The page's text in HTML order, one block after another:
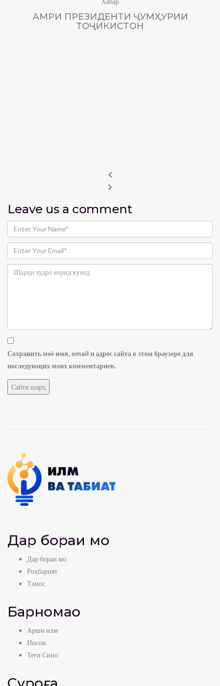
АМРИ ПРЕЗИДЕНТИ ҶУМҲУРИИ
ТОҶИКИСТОН
Leave us a comment
Сохранить моё имя, email и адрес сайта в этом браузере для
последующих моих комментариев.
Дар бораи мо
Дар бораи мо
Роҳбарият
Тамос
Барномаҳо
Арши илм
Инсон
Теғи Сино